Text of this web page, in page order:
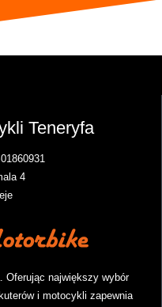
Teneryfa
4
Oferując największy wybór
i motocykli zapewnia